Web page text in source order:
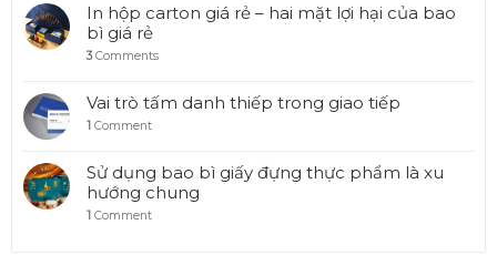
In hộp carton giá rẻ – hai mặt lợi hại của bao
bì giá rẻ
3Comments
Vai trò tấm danh thiếp trong giao tiếp
1Comment
Sử dụng bao bì giấy đựng thực phẩm là xu
hướng chung
1Comment